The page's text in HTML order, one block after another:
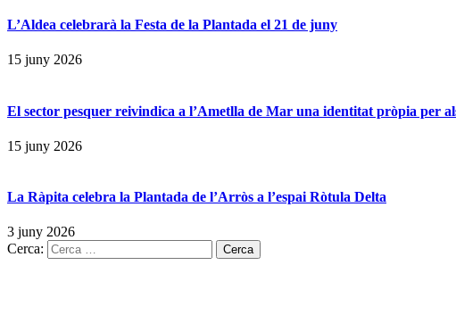
L’Aldea celebrarà la Festa de la Plantada el 21 de juny
15 juny 2026
El sector pesquer reivindica a l’Ametlla de Mar una identitat pròpia per
15 juny 2026
La Ràpita celebra la Plantada de l’Arròs a l’espai Ròtula Delta
3 juny 2026
Cerca: